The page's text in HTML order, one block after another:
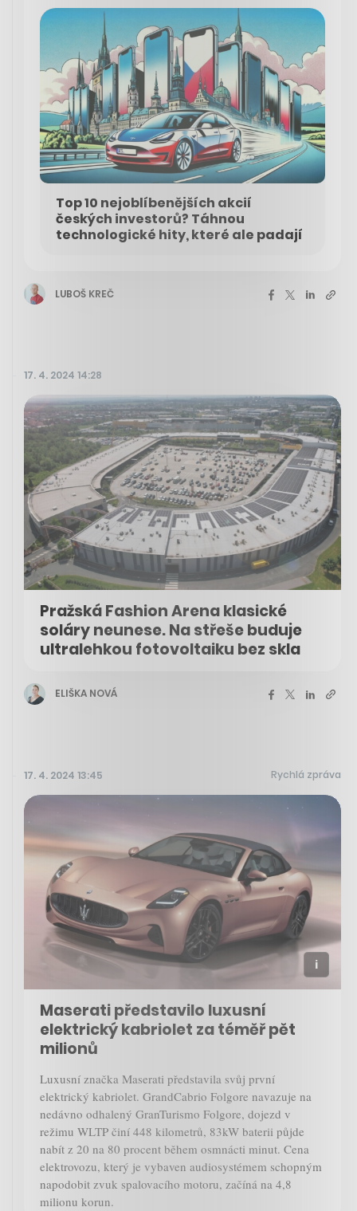
Top 10 nejoblíbenějších akcií
českých investorů? Táhnou
technologické hity, které ale padají
LUBOŠ KREČ
17. 4. 2024 14:28
Pražská Fashion Arena klasické
soláry neunese. Na střeše buduje
ultralehkou fotovoltaiku bez skla
ELIŠKA NOVÁ
17. 4. 2024 13:45 Rychlá zpráva
Maserati představilo luxusní
elektrický kabriolet za téměř pět
milionů
Luxusní značka Maserati představila svůj první
elektrický kabriolet. GrandCabrio Folgore navazuje na
nedávno odhalený GranTurismo Folgore, dojezd v
režimu WLTP činí 448 kilometrů, 83kW baterii půjde
nabít z 20 na 80 procent během osmnácti minut. Cena
elektrovozu, který je vybaven audiosystémem schopným
napodobit zvuk spalovacího motoru, začíná na 4,8
milionu korun.